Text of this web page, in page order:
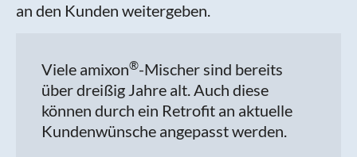
an den Kunden weitergeben.
Viele amixon®-Mischer sind bereits
über dreißig Jahre alt. Auch diese
können durch ein Retrofit an aktuelle
Kundenwünsche angepasst werden.